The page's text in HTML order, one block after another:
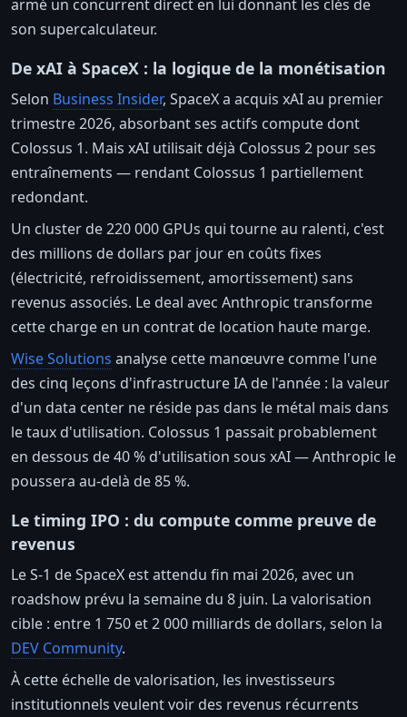
armé un concurrent direct en lui donnant les clés de
son supercalculateur.
De xAI à SpaceX : la logique de la monétisation
Selon Business Insider, SpaceX a acquis xAI au premier
trimestre 2026, absorbant ses actifs compute dont
Colossus 1. Mais xAI utilisait déjà Colossus 2 pour ses
entraînements — rendant Colossus 1 partiellement
redondant.
Un cluster de 220 000 GPUs qui tourne au ralenti, c'est
des millions de dollars par jour en coûts fixes
(électricité, refroidissement, amortissement) sans
revenus associés. Le deal avec Anthropic transforme
cette charge en un contrat de location haute marge.
Wise Solutions analyse cette manœuvre comme l'une
des cinq leçons d'infrastructure IA de l'année : la valeur
d'un data center ne réside pas dans le métal mais dans
le taux d'utilisation. Colossus 1 passait probablement
en dessous de 40 % d'utilisation sous xAI — Anthropic le
poussera au-delà de 85 %.
Le timing IPO : du compute comme preuve de
revenus
Le S-1 de SpaceX est attendu fin mai 2026, avec un
roadshow prévu la semaine du 8 juin. La valorisation
cible : entre 1 750 et 2 000 milliards de dollars, selon la
DEV Community.
À cette échelle de valorisation, les investisseurs
institutionnels veulent voir des revenus récurrents